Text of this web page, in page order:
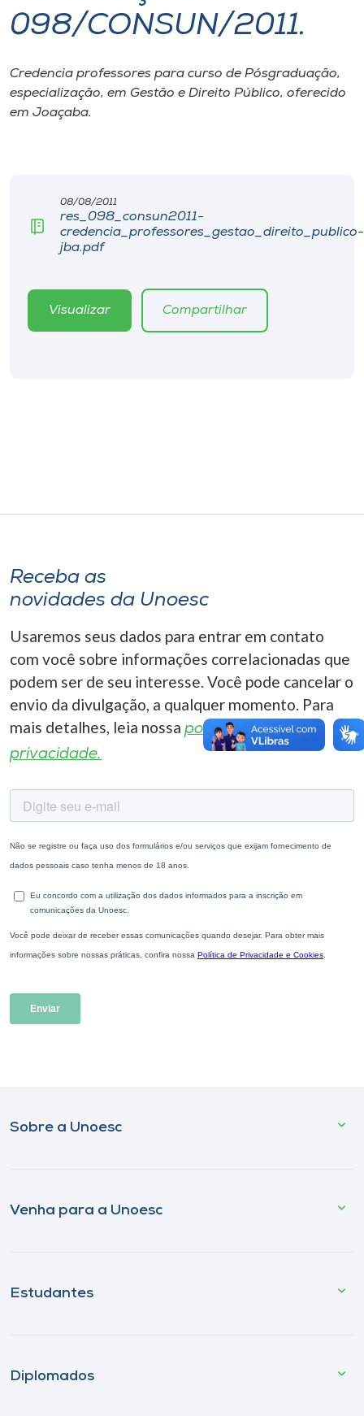
I.nova
Diplomados
Biblioteca
Rádio
A+
098/CONSUN/2011.
Credencia professores para curso de Pósgraduação,
especialização, em Gestão e Direito Público, oferecido
em Joaçaba.
08/08/2011
res_098_consun2011-
credencia_professores_gestao_direito_publico-
jba.pdf
Visualizar Compartilhar
Receba as
novidades da Unoesc
Usaremos seus dados para entrar em contato
com você sobre informações correlacionadas que
podem ser de seu interesse. Você pode cancelar o
envio da divulgação, a qualquer momento. Para
mais detalhes, leia nossa política de
privacidade.
Sobre a Unoesc
Venha para a Unoesc
Estudantes
Diplomados